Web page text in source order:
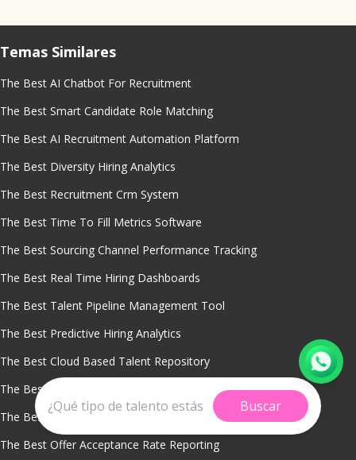
Buscar
Temas Similares
The Best AI Chatbot For Recruitment
The Best Smart Candidate Role Matching
The Best AI Recruitment Automation Platform
The Best Diversity Hiring Analytics
The Best Recruitment Crm System
The Best Time To Fill Metrics Software
The Best Sourcing Channel Performance Tracking
The Best Real Time Hiring Dashboards
The Best Talent Pipeline Management Tool
The Best Predictive Hiring Analytics
The Best Cloud Based Talent Repository
The Best Recruitment Analytics Software
The Best Cost Per Hire Analysis Tool
The Best Offer Acceptance Rate Reporting